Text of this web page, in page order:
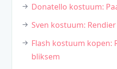
Donatello kostuum:
Sven kostuum:
Flash kostuum kopen:
bliksem